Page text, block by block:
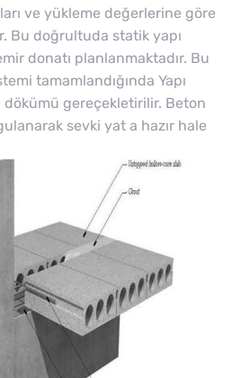
ve yükleme değerlerine göre
Bu doğrultuda statik yapı
donatı planlanmaktadır. Bu
tamamlandığında Yapı
dökümü gereçekletirilir. Beton
sevki yat a hazır hale